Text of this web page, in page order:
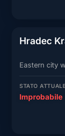
Hradec
Eastern city
STATO ATTUALE
Improbabile